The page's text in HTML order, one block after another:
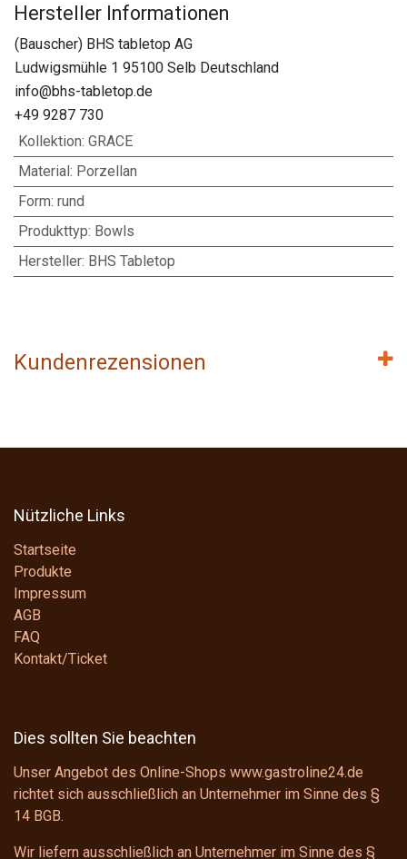
Hersteller Informationen
(Bauscher) BHS tabletop AG
Ludwigsmühle 1 95100 Selb Deutschland
info@bhs-tabletop.de
+49 9287 730
Kollektion: GRACE
Material: Porzellan
Form: rund
Produkttyp: Bowls
Hersteller: BHS Tabletop
Kundenrezensionen
Nützliche Links
Startseite
Produkte
Impressum
AGB
FAQ
Kontakt/Ticket
Dies sollten Sie beachten
Unser Angebot des Online-Shops www.gastroline24.de
richtet sich ausschließlich an Unternehmer im Sinne des §
14 BGB.
Wir liefern ausschließlich an Unternehmer im Sinne des §